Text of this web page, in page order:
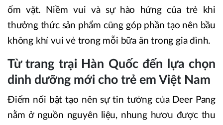
ốm vặt. Niềm vui và sự hào hứng của trẻ khi
thưởng thức sản phẩm cũng góp phần tạo nên bầu
không khí vui vẻ trong mỗi bữa ăn trong gia đình.
Từ trang trại Hàn Quốc đến lựa chọn
dinh dưỡng mới cho trẻ em Việt Nam
Điểm nổi bật tạo nên sự tin tưởng của Deer Pang
nằm ở nguồn nguyên liệu, nhung hươu được thu